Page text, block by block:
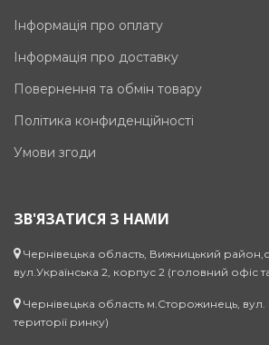
Інформація про оплату
Інформація про доставку
Повернення та обмін товару
Політика конфиденційності
Умови згоди
ЗВ'ЯЗАТИСЯ З НАМИ
Чернівецька область, Вижницький
вул.Українська 2, корпус 2 (головний офіс
Чернівецька область м.Сторожинець, вул.
території ринку)